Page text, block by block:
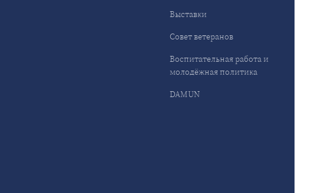
Выставки
Совет ветеранов
Воспитательная работа и
молодёжная политика
DAMUN